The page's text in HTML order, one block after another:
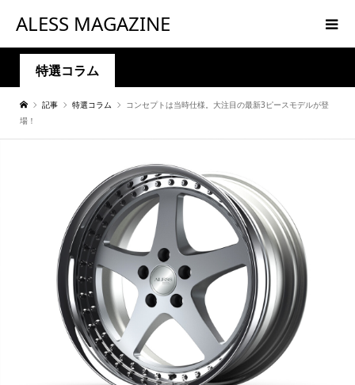
ALESS MAGAZINE
特選コラム
記事 特選コラム
コンセプトは当時仕様。大注目の最新3ピースモデルが登
場！